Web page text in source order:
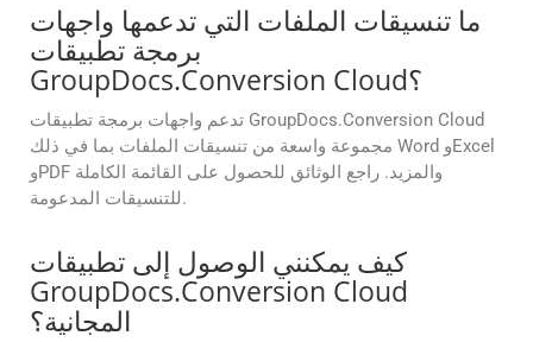
ما تنسيقات الملفات التي تدعمها واجهات
برمجة تطبيقات
GroupDocs.Conversion Cloud؟
تدعم واجهات برمجة تطبيقات GroupDocs.Conversion Cloud
مجموعة واسعة من تنسيقات الملفات بما في ذلك Word وExcel
وPDF والمزيد. راجع الوثائق للحصول على القائمة الكاملة
للتنسيقات المدعومة.
كيف يمكنني الوصول إلى تطبيقات
GroupDocs.Conversion Cloud
المجانية؟